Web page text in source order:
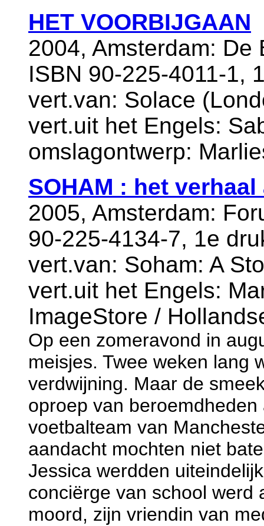
HET VOORBIJGAAN
2004, Amsterdam:
ISBN 90-225-4011-1,
vert.van: Solace
vert.uit het Engels:
omslagontwerp:
SOHAM : het
2005, Amsterdam:
90-225-4134-7, 1e
vert.van: Soham: A
vert.uit het Engels:
ImageStore /
Op een zomeravond in
meisjes. Twee weken lang
verdwijning. Maar de
oproep van
voetbalteam van
aandacht mochten niet
Jessica werdden
conciërge van school werd
moord, zijn vriendin van